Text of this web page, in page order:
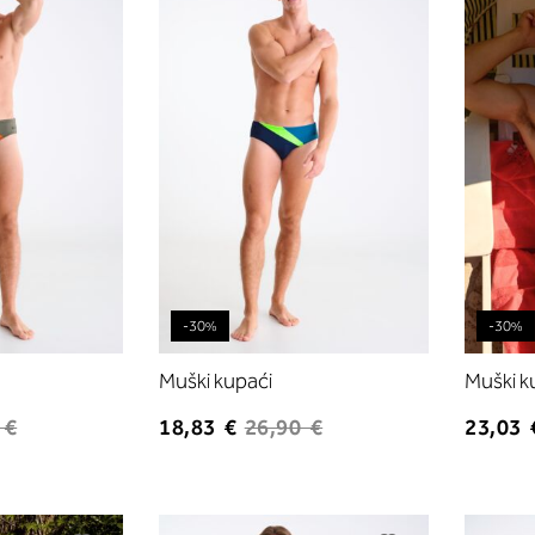
-30%
Muški kupaći
18,83 € 26,90 €
-30%
Muški
23,03